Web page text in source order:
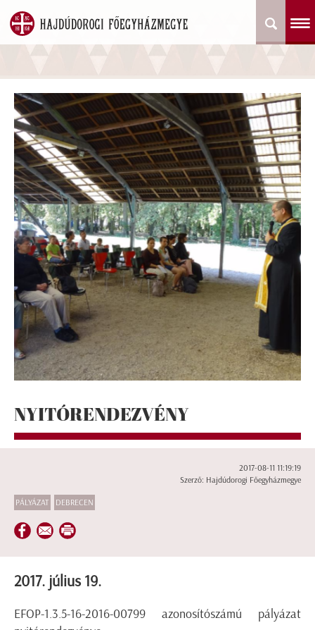
NYITÓRENDEZVÉNY
2017-08-11 11:19:19
Szerző: Hajdúdorogi Főegyházmegye
PÁLYÁZAT DEBRECEN
2017. július 19.
EFOP-1.3.5-16-2016-00799 azonosítószámú pályázat